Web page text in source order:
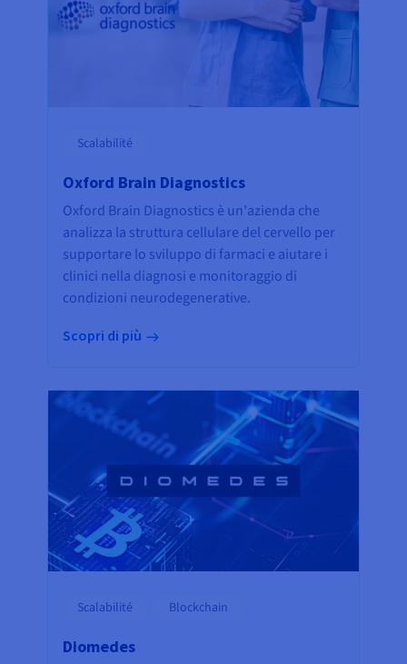
Scalabilité
Oxford Brain Diagnostics
Oxford Brain Diagnostics è un'azienda che
analizza la struttura cellulare del cervello per
supportare lo sviluppo di farmaci e aiutare i
clinici nella diagnosi e monitoraggio di
condizioni neurodegenerative.
Scopri di più
Scalabilité Blockchain
Diomedes